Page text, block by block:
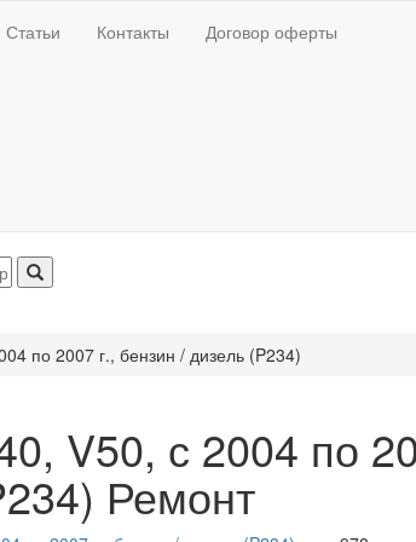
Статьи Контакты Договор оферты
по 2007 г., бензин / дизель (P234)
V50, с 2004 по
Ремонт